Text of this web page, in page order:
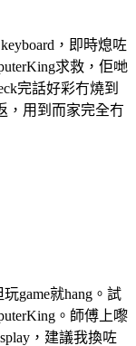
，即時熄咗
求救，佢哋
完話好彩冇燒到
，用到而家完全冇
game就hang。試
。師傅上嚟
，建議我換咗